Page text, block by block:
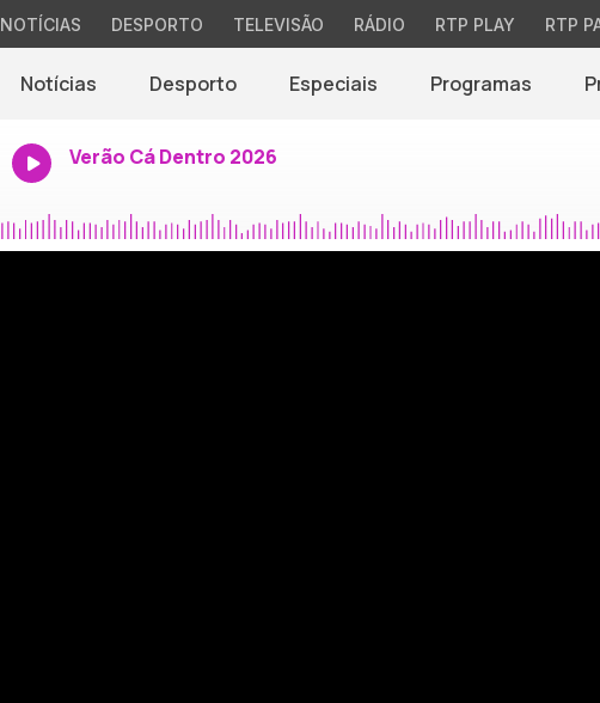
NOTÍCIAS DESPORTO TELEVISÃO RÁDIO RTP PLAY RTP
Notícias Desporto Especiais Programas
Verão Cá Dentro 2026